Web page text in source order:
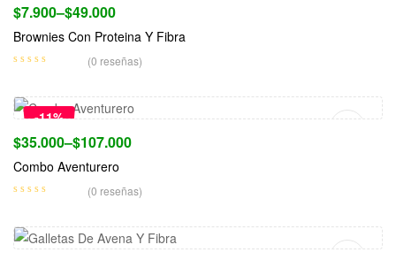
$7.900–$49.000
Brownies Con Proteina Y Fibra
(0 reseñas)
-11%
Seleccionar Opciones
$35.000–$107.000
Combo Aventurero
(0 reseñas)
Seleccionar Opciones